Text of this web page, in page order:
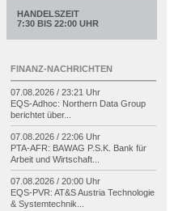
HANDELSZEIT
7:30 BIS 22:00 UHR
FINANZ-NACHRICHTEN
07.08.2026 / 23:21 Uhr
EQS-Adhoc: Northern Data Group
berichtet über...
07.08.2026 / 22:06 Uhr
PTA-AFR: BAWAG P.S.K. Bank für
Arbeit und Wirtschaft...
07.08.2026 / 20:00 Uhr
EQS-PVR: AT&S Austria Technologie
& Systemtechnik...